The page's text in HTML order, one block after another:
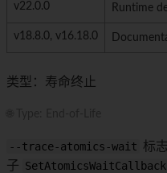
v22.0.0 Runtime
v18.8.0, v16.18.0
类型：寿命终止
--trace-atomics-wait 标
子 SetAtomicsWaitCallback